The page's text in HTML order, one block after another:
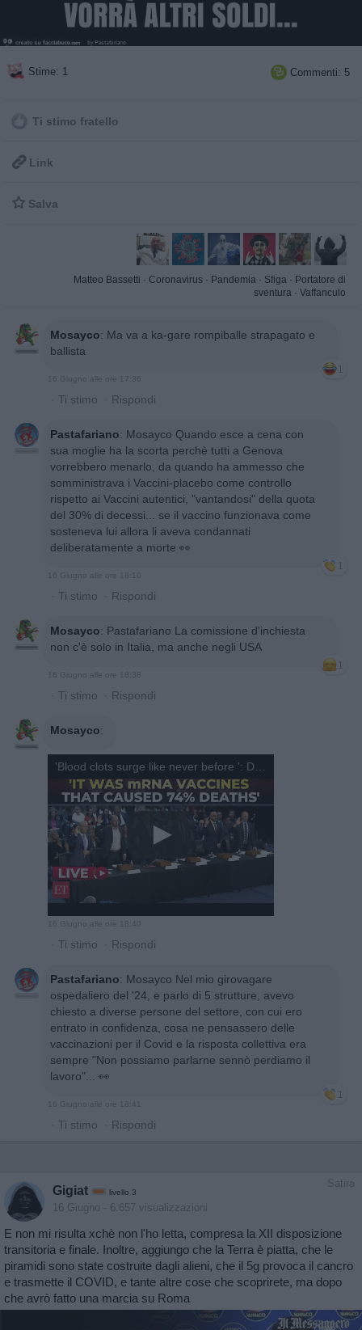
Stime: 1  Commenti: 5
Ti stimo fratello
 Link
 Salva
Matteo Bassetti · Coronavirus · Pandemia · Sfiga · Portatore di
sventura · Vaffanculo
Mosayco: Ma va a ka-gare rompiballe strapagato e
ballista
1
16 Giugno alle ore 17:36
· Ti stimo · Rispondi
Pastafariano: Mosayco Quando esce a cena con
sua moglie ha la scorta perchè tutti a Genova
vorrebbero menarlo, da quando ha ammesso che
somministrava i Vaccini-placebo come controllo
rispetto ai Vaccini autentici, "vantandosi" della quota
del 30% di decessi... se il vaccino funzionava come
sosteneva lui allora li aveva condannati
deliberatamente a morte 👀
1
16 Giugno alle ore 18:10
· Ti stimo · Rispondi
Mosayco: Pastafariano La comissione d'inchiesta
non c'è solo in Italia, ma anche negli USA
1
16 Giugno alle ore 18:38
· Ti stimo · Rispondi
Mosayco:
16 Giugno alle ore 18:40
· Ti stimo · Rispondi
Pastafariano: Mosayco Nel mio girovagare
ospedaliero del '24, e parlo di 5 strutture, avevo
chiesto a diverse persone del settore, con cui ero
entrato in confidenza, cosa ne pensassero delle
vaccinazioni per il Covid e la risposta collettiva era
sempre "Non possiamo parlarne sennò perdiamo il
lavoro"... 👀
1
16 Giugno alle ore 18:41
· Ti stimo · Rispondi
Satira
Gigiat livello 3
16 Giugno - 6.657 visualizzazioni
E non mi risulta xchè non l'ho letta, compresa la XII disposizione
transitoria e finale. Inoltre, aggiungo che la Terra è piatta, che le
piramidi sono state costruite dagli alieni, che il 5g provoca il cancro
e trasmette il COVID, e tante altre cose che scoprirete, ma dopo
che avrò fatto una marcia su Roma